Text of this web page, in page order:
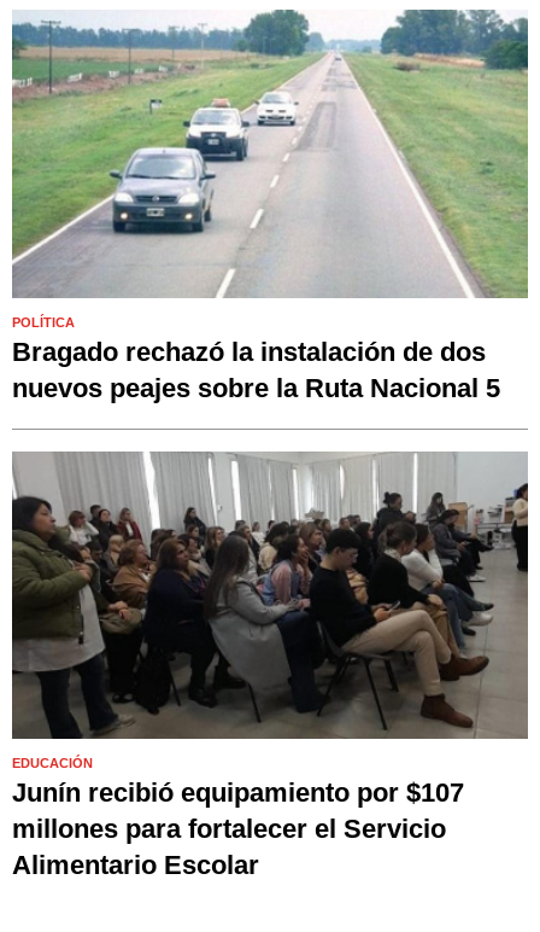
POLÍTICA
Bragado rechazó la instalación de dos
nuevos peajes sobre la Ruta Nacional 5
EDUCACIÓN
Junín recibió equipamiento por $107
millones para fortalecer el Servicio
Alimentario Escolar